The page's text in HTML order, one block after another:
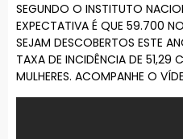
SEGUNDO O INSTITUTO
EXPECTATIVA É QUE 59.700
SEJAM DESCOBERTOS ESTE
TAXA DE INCIDÊNCIA DE 51,29
MULHERES. ACOMPANHE O